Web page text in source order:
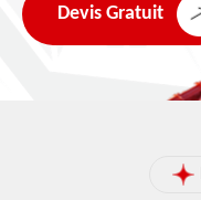
Devis Gratuit